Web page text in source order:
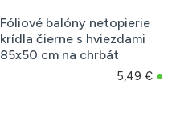
Fóliové balóny netopierie
krídla čierne s hviezdami
85x50 cm na chrbát
5,49 €